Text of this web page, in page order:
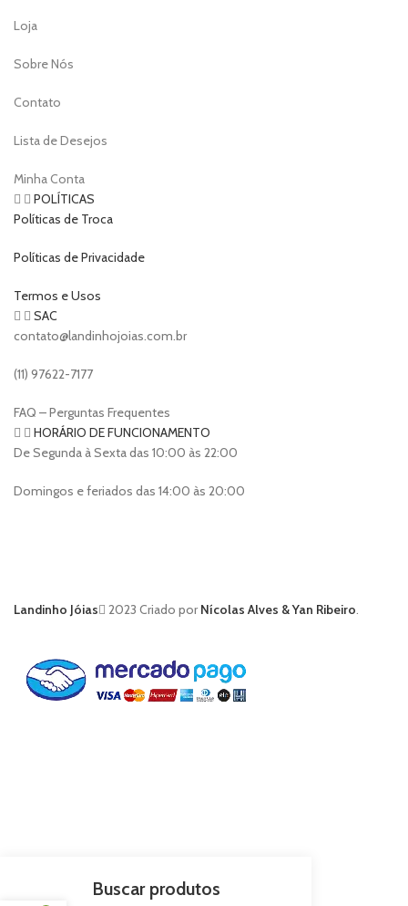
Loja
Sobre Nós
Contato
Lista de Desejos
Minha Conta
POLÍTICAS
Políticas de Troca
Políticas de Privacidade
Termos e Usos
SAC
contato@landinhojoias.com.br
(11) 97622-7177
FAQ – Perguntas Frequentes
HORÁRIO DE FUNCIONAMENTO
De Segunda à Sexta das 10:00 às 22:00
Domingos e feriados das 14:00 às 20:00
Landinho Jóias 2023 Criado porNícolas Alves & Yan Ribeiro